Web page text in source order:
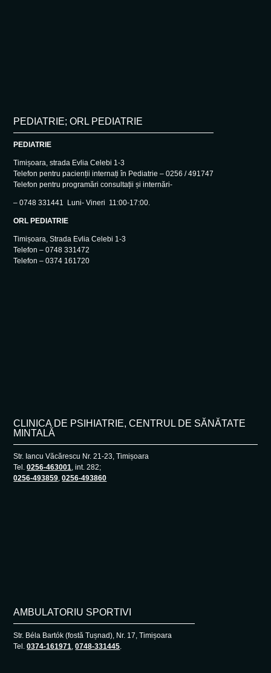
PEDIATRIE; ORL PEDIATRIE
PEDIATRIE
Timișoara, strada Evlia Celebi 1-3
Telefon pentru pacienții internați în Pediatrie – 0256 / 491747
Telefon pentru programări consultații și internări-
– 0748 331441 Luni- Vineri 11:00-17:00.
ORL PEDIATRIE
Timișoara, Strada Evlia Celebi 1-3
Telefon – 0748 331472
Telefon – 0374 161720
CLINICA DE PSIHIATRIE, CENTRUL DE SĂNĂTATE
MINTALĂ
Str. Iancu Văcărescu Nr. 21-23, Timișoara
Tel.0256-463001, int. 282;
0256-493859,0256-493860
AMBULATORIU SPORTIVI
Str. Béla Bartók (fostă Tușnad), Nr. 17, Timișoara
Tel.0374-161971,0748-331445.